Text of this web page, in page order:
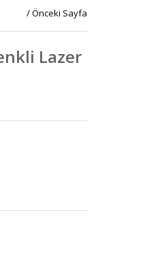
/ Önceki Sayfa
Lazer